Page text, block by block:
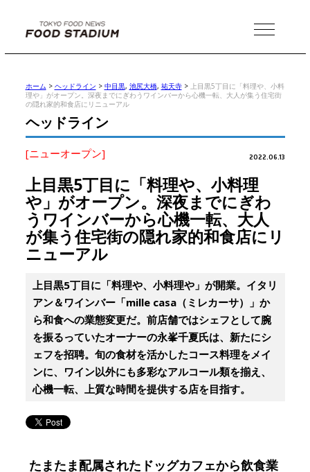
MENU
ホーム > ヘッドライン > 中目黒, 池尻大橋, 祐天寺> 上目黒5丁目に「料理や、小料
理や」がオープン。深夜までにぎわうワインバーから心機一転、大人が集う住宅街
の隠れ家的和食店にリニューアル
ヘッドライン
[ニューオープン] 2022.06.13
上目黒5丁目に「料理や、小料理
や」がオープン。深夜までにぎわ
うワインバーから心機一転、大人
が集う住宅街の隠れ家的和食店にリ
ニューアル
上目黒5丁目に「料理や、小料理や」が開業。イタリ
アン＆ワインバー「mille casa（ミレカーサ）」か
ら和食への業態変更だ。前店舗ではシェフとして腕
を振るっていたオーナーの永峯千夏氏は、新たにシ
ェフを招聘。旬の食材を活かしたコース料理をメイ
ンに、ワイン以外にも多彩なアルコール類を揃え、
心機一転、上質な時間を提供する店を目指す。
たまたま配属されたドッグカフェから飲食業